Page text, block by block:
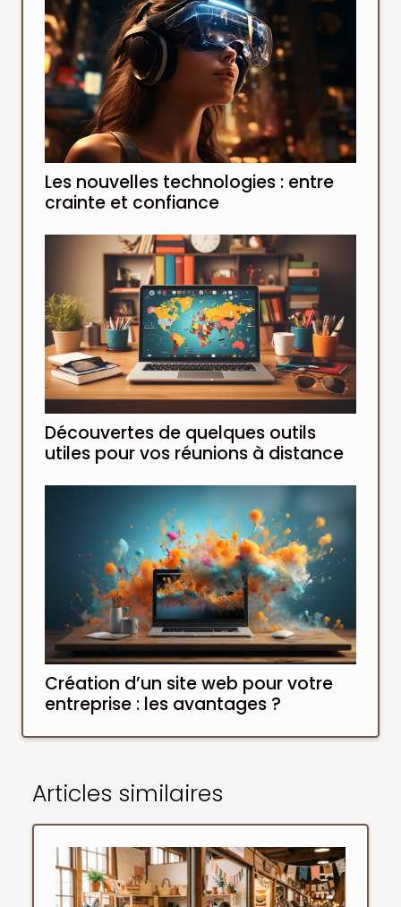
Les nouvelles technologies : entre
crainte et confiance
Découvertes de quelques outils
utiles pour vos réunions à distance
Création d’un site web pour votre
entreprise : les avantages ?
Articles similaires